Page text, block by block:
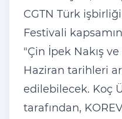
CGTN Türk
Festivali
"Çin İpek Nakış
Haziran tarihleri
edilebilecek. Koç
tarafından,